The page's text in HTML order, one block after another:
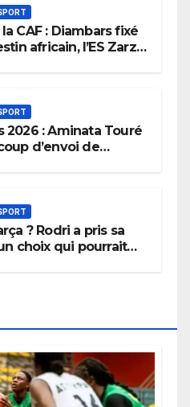
CAF : Diambars fixé
africain, l’ES Zarzis
2026 : Aminata Touré
d’envoi de
? Rodri a pris sa
choix qui pourrait